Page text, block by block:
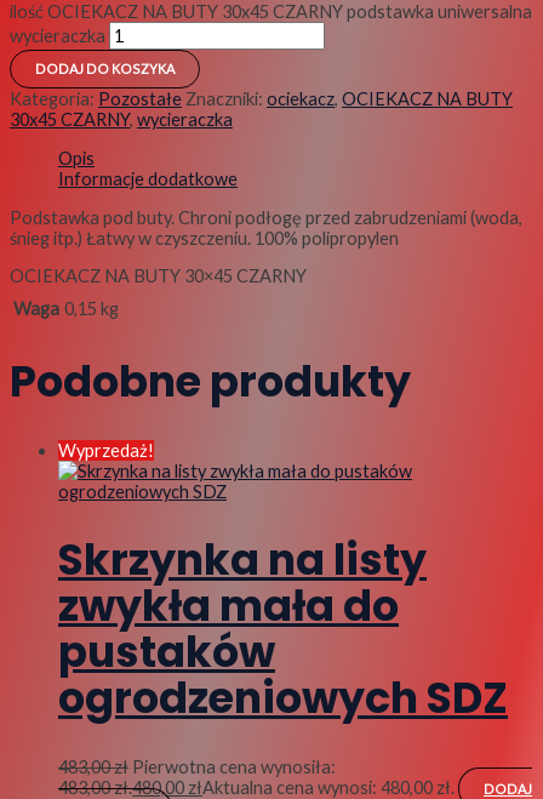
ilość OCIEKACZ NA BUTY 30x45 CZARNY podstawka uniwersalna
wycieraczka
DODAJ DO KOSZYKA
Kategoria: PozostałeZnaczniki: ociekacz, OCIEKACZ NA BUTY
30x45 CZARNY, wycieraczka
Opis
Informacje dodatkowe
Podstawka pod buty. Chroni podłogę przed zabrudzeniami (woda,
śnieg itp.) Łatwy w czyszczeniu. 100% polipropylen
OCIEKACZ NA BUTY 30×45 CZARNY
Waga 0,15 kg
Podobne produkty
Wyprzedaż!
Skrzynka na listy
zwykła mała do
pustaków
ogrodzeniowych SDZ
483,00zł Pierwotna cena wynosiła:
483,00 zł.480,00 złAktualna cena wynosi: 480,00 zł.
DODAJ